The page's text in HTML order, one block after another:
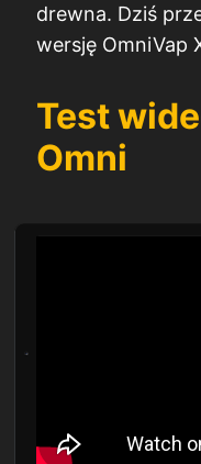
drewna. Dziś
wersję OmniVap
Test
Omni